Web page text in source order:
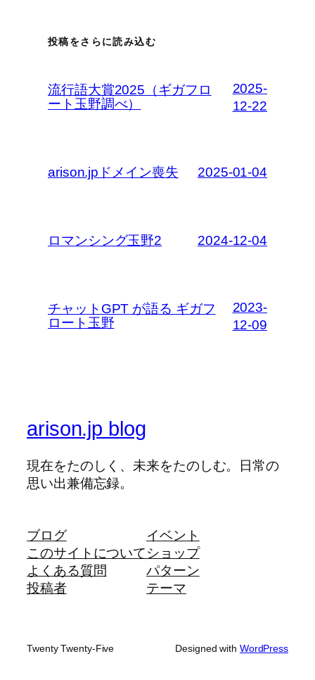
投稿をさらに読み込む
流行語大賞2025（ギガフロ
ート玉野調べ）
2025-
12-22
arison.jpドメイン喪失 2025-01-04
ロマンシング玉野2 2024-12-04
チャットGPT が語る ギガフ
ロート玉野
2023-
12-09
arison.jp blog
現在をたのしく、未来をたのしむ。日常の
思い出兼備忘録。
ブログ
このサイトについて
よくある質問
投稿者
イベント
ショップ
パターン
テーマ
Twenty Twenty-Five Designed with WordPress